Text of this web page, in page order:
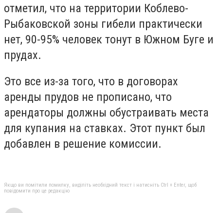
отметил, что на территории Коблево-
Рыбаковской зоны гибели практически
нет, 90-95% человек тонут в Южном Буге и
прудах.
Это все из-за того, что в договорах
аренды прудов не прописано, что
арендаторы должны обустраивать места
для купания на ставках. Этот пункт был
добавлен в решение комиссии.
Якщо ви помітили помилку, виділіть необхідний текст і натисніть Ctrl + Enter, щоб
повідомити про це редакцію